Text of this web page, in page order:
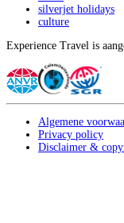
silverjet holidays
culture
Experience Travel is
Algemene
Privacy policy
Disclaimer &